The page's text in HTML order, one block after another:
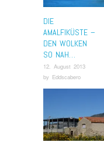
DIE
AMALFIKÜSTE –
DEN WOLKEN
SO NAH…
12. August 2013
by Eddscabero